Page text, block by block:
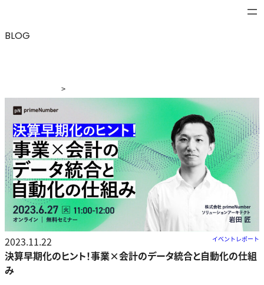
BLOG
>
ブログ > 決算早期化のヒント！事業×会計のデータ統合と
自動化の仕組み
2023.11.22 イベントレポート
決算早期化のヒント！事業×会計のデータ統合と自動化の仕組
み